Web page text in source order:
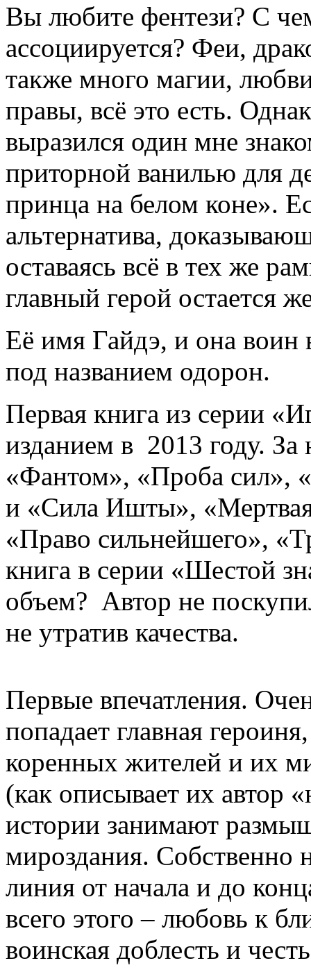
Вы любите фентези? С
ассоциируется? Феи,
также много магии,
правы, всё это есть.
выразился один мне
приторной ванилью для
принца на белом коне».
альтернатива,
оставаясь всё в тех же
главный герой остается
Её имя Гайдэ, и она воин
под названием одорон.
Первая книга из серии
изданием в 2013 году.
«Фантом», «Проба сил»,
и «Сила Ишты»,
«Право сильнейшего»,
книга в серии «Шестой
объем? Автор не
не утратив качества.
Первые впечатления.
попадает главная
коренных жителей и их
(как описывает их автор
истории занимают
мироздания. Собственно
линия от начала и до
всего этого – любовь к
воинская доблесть и